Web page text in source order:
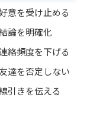
意を受け止める
論を明確化
連絡頻度を下げる
達を否定しない
引きを伝える